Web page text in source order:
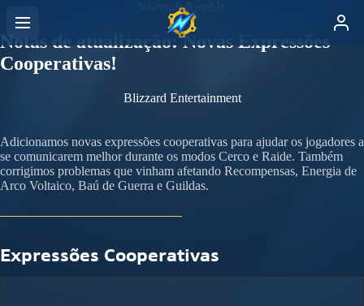
Warcraft Rumble
Notas de atualização: Novas Expressões
Cooperativas!
Blizzard Entertainment
Adicionamos novas expressões cooperativas para ajudar os jogadores a
se comunicarem melhor durante os modos Cerco e Raide. Também
corrigimos problemas que vinham afetando Recompensas, Energia de
Arco Voltaico, Baú de Guerra e Guildas.
Expressões Cooperativas